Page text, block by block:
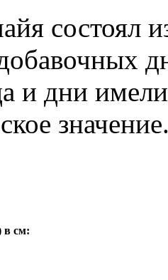
состоял
и дни
в см: